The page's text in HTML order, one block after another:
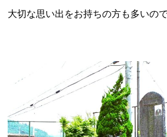
京都府 大阪府
和歌山県
山陰・山陽地方
鳥取県
島根県 岡山県 広島県
大切な思い出をお持ちの方も多いの